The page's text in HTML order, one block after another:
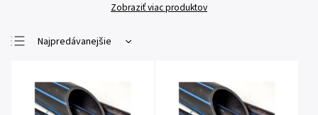
Zobraziť viac produktov
Najpredávanejšie
Najdrahšie
Abecedne